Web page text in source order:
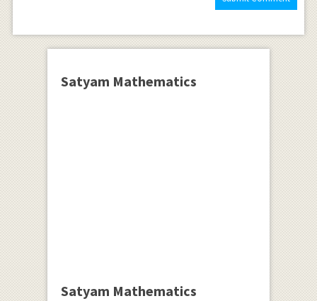
Satyam Mathematics
Satyam Mathematics